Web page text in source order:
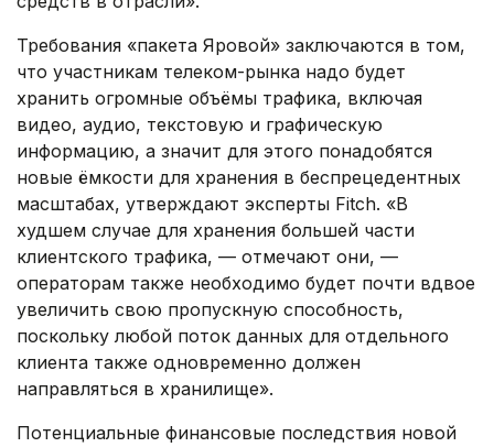
Требования «пакета Яровой» заключаются в том,
что участникам телеком-рынка надо будет
хранить огромные объёмы трафика, включая
видео, аудио, текстовую и графическую
информацию, а значит для этого понадобятся
новые ёмкости для хранения в беспрецедентных
масштабах, утверждают эксперты Fitch. «В
худшем случае для хранения большей части
клиентского трафика, — отмечают они, —
операторам также необходимо будет почти вдвое
увеличить свою пропускную способность,
поскольку любой поток данных для отдельного
клиента также одновременно должен
направляться в хранилище».
Потенциальные финансовые последствия новой